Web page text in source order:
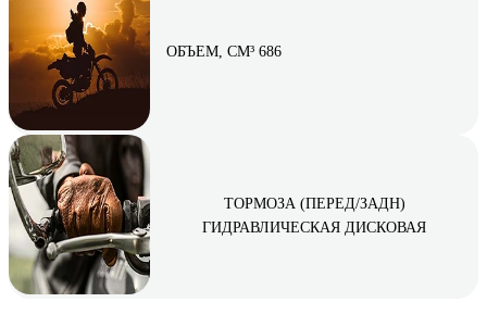
ОБЪЕМ, СМ³ 686
ТОРМОЗА (ПЕРЕД/ЗАДН)
ГИДРАВЛИЧЕСКАЯ ДИСКОВАЯ